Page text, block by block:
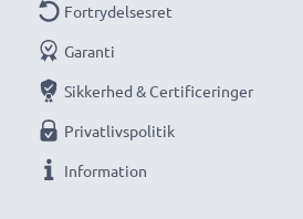
Fortrydelsesret
Garanti
Sikkerhed & Certificeringer
Privatlivspolitik
Information